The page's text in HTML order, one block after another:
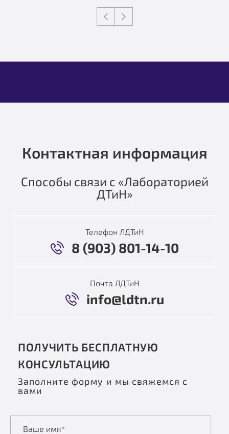
Контактная информация
Способы связи с «Лабораторией
ДТиН»
Телефон ЛДТиН
8 (903) 801-14-10
Почта ЛДТиН
info@ldtn.ru
ПОЛУЧИТЬ БЕСПЛАТНУЮ
КОНСУЛЬТАЦИЮ
Заполните форму и мы свяжемся с
вами
Ваше имя*